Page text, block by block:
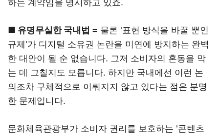
하는 계약임을 명시하고 있죠.
■ 유명무실한 국내법 = 물론 '표현 방식을 바꿀 뿐인
규제'가 디지털 소유권 논란을 미연에 방지하는 완벽
한 대안이 될 순 없습니다. 그저 소비자의 혼동을 막
는 데 그칠지도 모릅니다. 하지만 국내에선 이런 논
의조차 구체적으로 이뤄지지 않고 있다는 점은 분명
한 문제입니다.
문화체육관광부가 소비자 권리를 보호하는 '콘텐츠